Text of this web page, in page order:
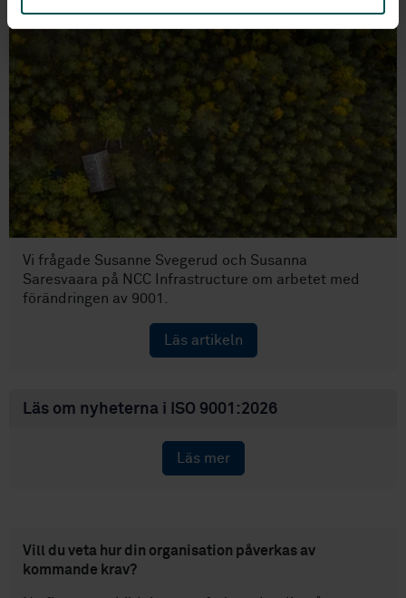
Vi frågade Susanne Svegerud och Susanna
Saresvaara på NCC Infrastructure om arbetet med
förändringen av 9001.
Läs artikeln
Läs om nyheterna i ISO 9001:2026
Läs mer
Vill du veta hur din organisation påverkas av
kommande krav?